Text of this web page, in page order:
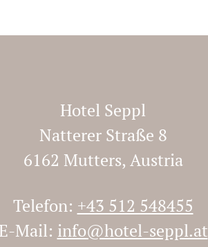
NÄCHTE
2 Übernachtungen
ab € 235,37
Hotel Seppl
Natterer Straße 8
6162 Mutters, Austria
Telefon: +43 512 548455
E-Mail: info@hotel-seppl.at